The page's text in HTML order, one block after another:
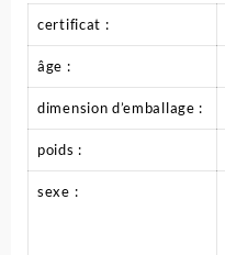
certificat :
âge :
dimension d’emballage :
poids :
sexe :